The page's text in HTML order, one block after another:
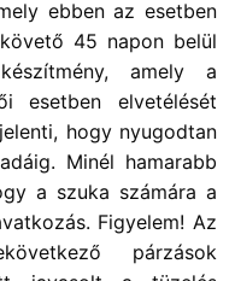
ebben az esetben
45 napon belül
amely a
esetben elvetélését
hogy nyugodtan
Minél hamarabb
a szuka számára a
Figyelem! Az
párzások